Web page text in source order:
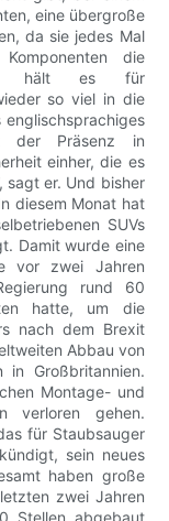
eine übergroße
da sie jedes Mal
die
hält es für
so viel in die
englischsprachiges
der Präsenz in
einher, die es
sagt er. Und bisher
diesem Monat hat
SUVs
Damit wurde eine
vor zwei Jahren
rund 60
hatte, um die
nach dem Brexit
Abbau von
Großbritannien.
Montage- und
verloren gehen.
für Staubsauger
sein neues
haben große
zwei Jahren